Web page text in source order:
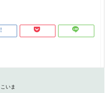
いま